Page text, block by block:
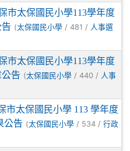
市太保國民小學113學年度
(太保國民小學 / 481 / 人事選
市太保國民小學113學年度
告 (太保國民小學 / 440 / 人事
市太保國民小學 113 學年度
公告 (太保國民小學 / 534 / 行政